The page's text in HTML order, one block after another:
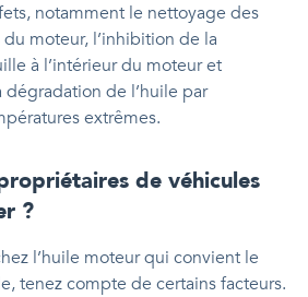
notamment le nettoyage des
moteur, l’inhibition de la
à l’intérieur du moteur et
de l’huile par
extrêmes.
de véhicules
?
l’huile moteur qui convient le
tenez compte de certains facteurs.